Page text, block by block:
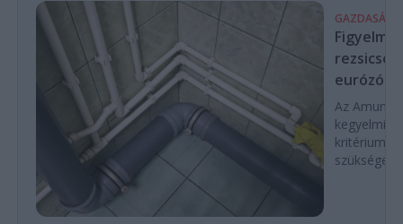
GAZDASÁG
Az Amundi
kegyelmi